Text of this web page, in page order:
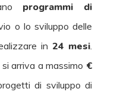
programmi di
o lo sviluppo delle
in 24 mesi.
si arriva a massimo €
di sviluppo di